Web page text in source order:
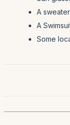
A
A
Some